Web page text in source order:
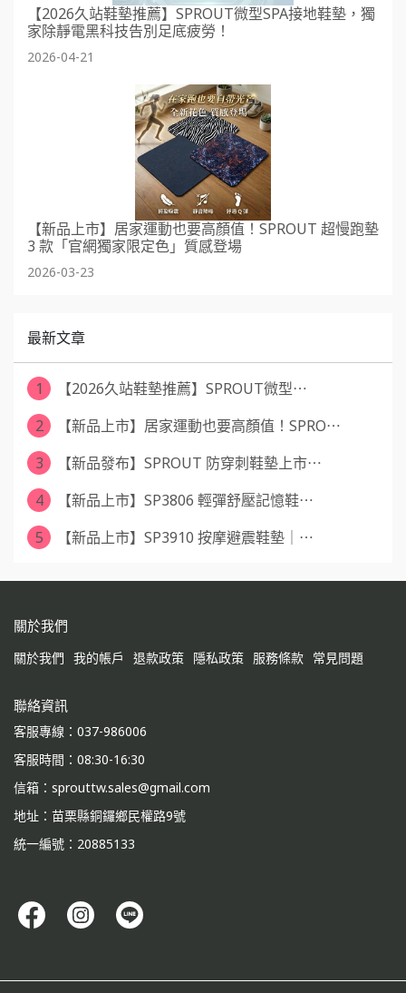
【2026久站鞋墊推薦】SPROUT微型SPA接地鞋墊，獨
家除靜電黑科技告別足底疲勞！
2026-04-21
【新品上市】居家運動也要高顏值！SPROUT 超慢跑墊
3 款「官網獨家限定色」質感登場
2026-03-23
最新文章
1
【2026久站鞋墊推薦】SPROUT微型⋯
2
【新品上市】居家運動也要高顏值！SPRO⋯
3
【新品發布】SPROUT 防穿刺鞋墊上市⋯
4
【新品上市】SP3806 輕彈舒壓記憶鞋⋯
5
【新品上市】SP3910 按摩避震鞋墊｜⋯
關於我們
關於我們 我的帳戶 退款政策 隱私政策 服務條款 常見問題
聯絡資訊
客服專線：037-986006
客服時間：08:30-16:30
信箱：sprouttw.sales@gmail.com
地址：苗栗縣銅鑼鄉民權路9號
統一編號：20885133